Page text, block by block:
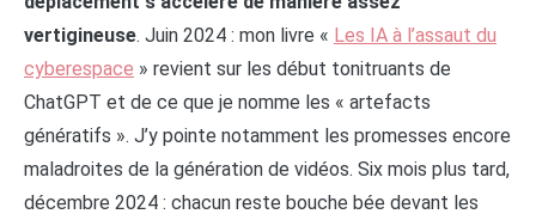
vertigineuse. Juin 2024 : mon livre « Les IA à l’assaut du
cyberespace » revient sur les début tonitruants de
ChatGPT et de ce que je nomme les « artefacts
génératifs ». J’y pointe notamment les promesses encore
maladroites de la génération de vidéos. Six mois plus tard,
décembre 2024 : chacun reste bouche bée devant les